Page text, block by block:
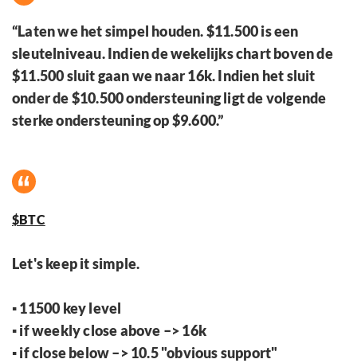
“Laten we het simpel houden. $11.500 is een
sleutelniveau. Indien de wekelijks chart boven de
$11.500 sluit gaan we naar 16k. Indien het sluit
onder de $10.500 ondersteuning ligt de volgende
sterke ondersteuning op $9.600.”
$BTC
Let's keep it simple.
▪️ 11500 key level
▪️ if weekly close above –> 16k
▪️ if close below –> 10.5 "obvious support"